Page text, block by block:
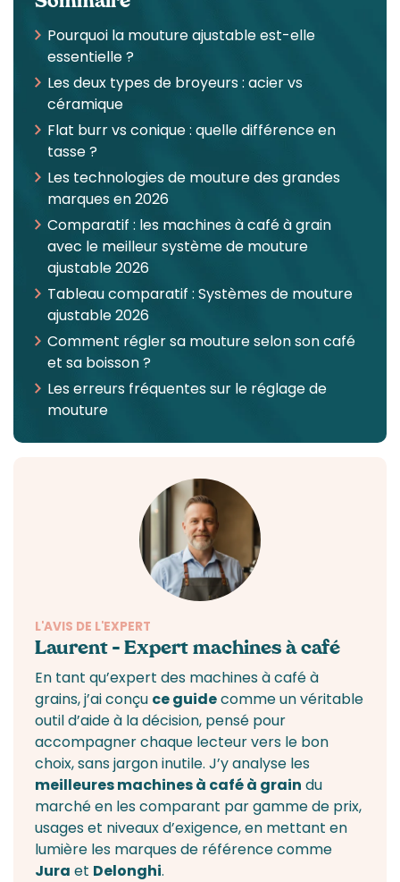
Pourquoi la mouture ajustable est-elle
essentielle ?
Les deux types de broyeurs : acier vs
céramique
Flat burr vs conique : quelle différence en
tasse ?
Les technologies de mouture des grandes
marques en 2026
Comparatif : les machines à café à grain
avec le meilleur système de mouture
ajustable 2026
Tableau comparatif : Systèmes de mouture
ajustable 2026
Comment régler sa mouture selon son café
et sa boisson ?
Les erreurs fréquentes sur le réglage de
mouture
L'AVIS DE L'EXPERT
Laurent – Expert machines à café
En tant qu’expert des machines à café à
grains, j’ai conçu ce guidecomme un véritable
outil d’aide à la décision, pensé pour
accompagner chaque lecteur vers le bon
choix, sans jargon inutile. J’y analyse les
meilleuresmachines à café à grain du
marché en les comparant par gamme de prix,
usages et niveaux d’exigence, en mettant en
lumière les marques de référence comme
Jura et Delonghi.